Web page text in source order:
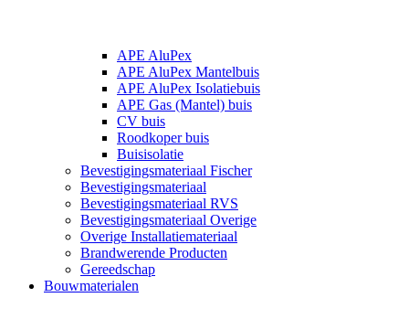
APE AluPex
APE AluPex Mantelbuis
APE AluPex Isolatiebuis
APE Gas (Mantel) buis
CV buis
Roodkoper buis
Buisisolatie
Bevestigingsmateriaal Fischer
Bevestigingsmateriaal
Bevestigingsmateriaal RVS
Bevestigingsmateriaal Overige
Overige Installatiemateriaal
Brandwerende Producten
Gereedschap
Bouwmaterialen